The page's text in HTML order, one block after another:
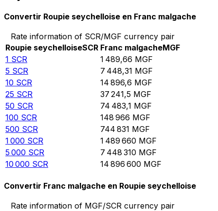
Convertir Roupie seychelloise en Franc malgache
Rate information of SCR/MGF currency pair
Roupie seychelloiseSCR Franc malgacheMGF
1 SCR 1 489,66 MGF
5 SCR 7 448,31 MGF
10 SCR 14 896,6 MGF
25 SCR 37 241,5 MGF
50 SCR 74 483,1 MGF
100 SCR 148 966 MGF
500 SCR 744 831 MGF
1 000 SCR 1 489 660 MGF
5 000 SCR 7 448 310 MGF
10 000 SCR 14 896 600 MGF
Convertir Franc malgache en Roupie seychelloise
Rate information of MGF/SCR currency pair